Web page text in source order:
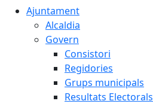
Ajuntament
Alcaldia
Govern
Consistori
Regidories
Grups municipals
Resultats Electorals